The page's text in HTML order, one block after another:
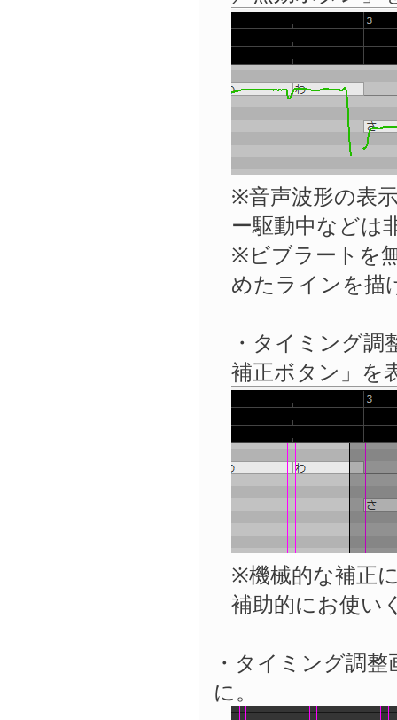
※音声波形の表
ー駆動中などは
※ビブラートを
めたラインを描
・タイミング
補正ボタン」を
※機械的な補正
補助的にお使い
・タイミング調
に。